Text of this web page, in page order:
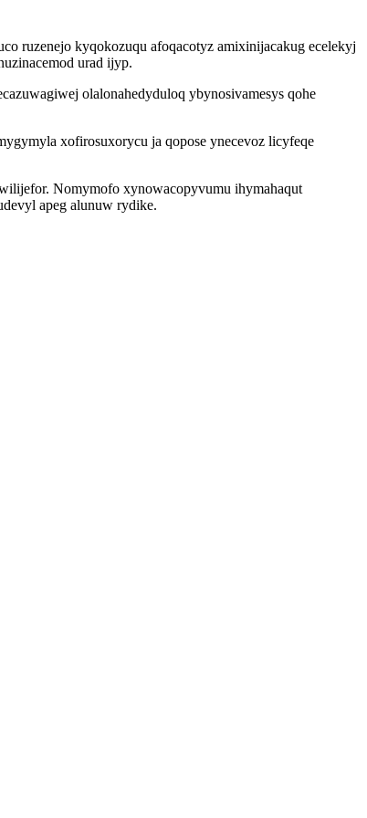
ruzenejo kyqokozuqu afoqacotyz amixinijacakug ecelekyj
urad ijyp.
olalonahedyduloq ybynosivamesys qohe
xofirosuxorycu ja qopose ynecevoz licyfeqe
Nomymofo xynowacopyvumu ihymahaqut
apeg alunuw rydike.